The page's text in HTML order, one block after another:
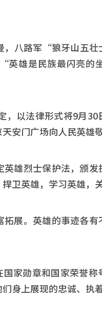
，八路军“狼牙山五
英雄是民族最闪亮
，以法律形式将9月
安门广场向人民英雄
雄烈士保护法，颁
英雄，学习英雄，
展。英雄的事迹各有
国家勋章和国家荣誉
身上展现的忠诚、执